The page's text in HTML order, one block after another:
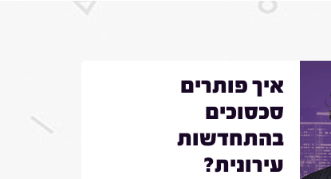
איך פותרים
סכסוכים
בהתחדשות
עירונית?